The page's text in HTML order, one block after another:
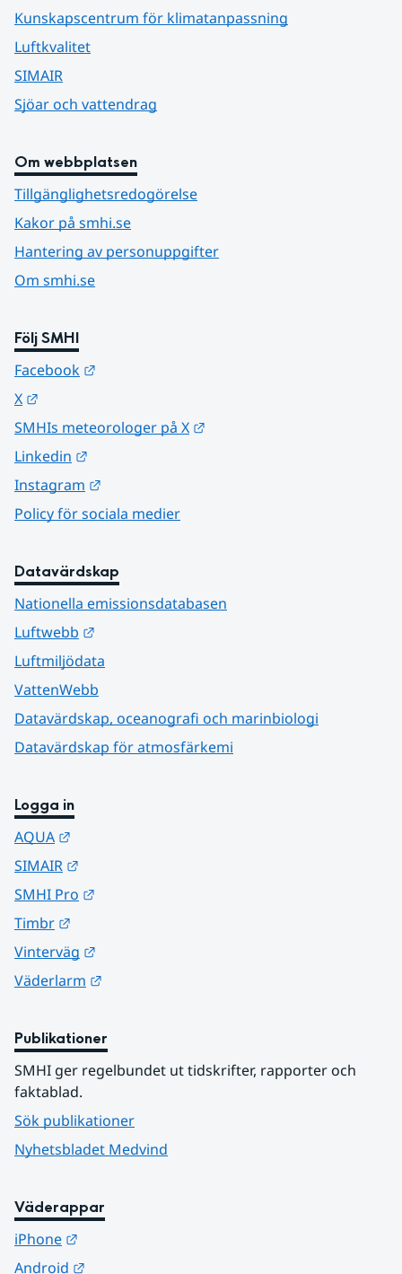
Kunskapscentrum för klimatanpassning
Luftkvalitet
SIMAIR
Sjöar och vattendrag
Om webbplatsen
Tillgänglighetsredogörelse
Kakor på smhi.se
Hantering av personuppgifter
Om smhi.se
Följ SMHI
Facebook
X
SMHIs meteorologer på X
Linkedin
Instagram
Policy för sociala medier
Datavärdskap
Nationella emissionsdatabasen
Luftwebb
Luftmiljödata
VattenWebb
Datavärdskap, oceanografi och marinbiologi
Datavärdskap för atmosfärkemi
Logga in
AQUA
SIMAIR
SMHI Pro
Timbr
Vinterväg
Väderlarm
Publikationer
SMHI ger regelbundet ut tidskrifter, rapporter och
faktablad.
Sök publikationer
Nyhetsbladet Medvind
Väderappar
iPhone
Android